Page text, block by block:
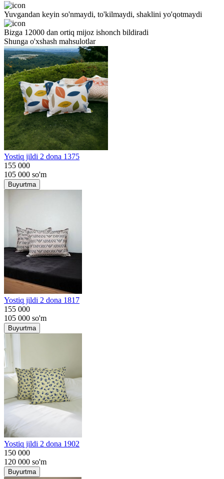
Yuvgandan keyin so'nmaydi, to'kilmaydi, shaklini yo'qotmaydi
Bizga 12000 dan ortiq mijoz ishonch bildiradi
Shunga o'xshash mahsulotlar
Yostiq jildi 2 dona 1375
155 000
105 000 so'm
Buyurtma
Yostiq jildi 2 dona 1817
155 000
105 000 so'm
Buyurtma
Yostiq jildi 2 dona 1902
150 000
120 000 so'm
Buyurtma